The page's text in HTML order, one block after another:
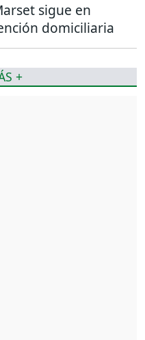
sigue en
domiciliaria
+